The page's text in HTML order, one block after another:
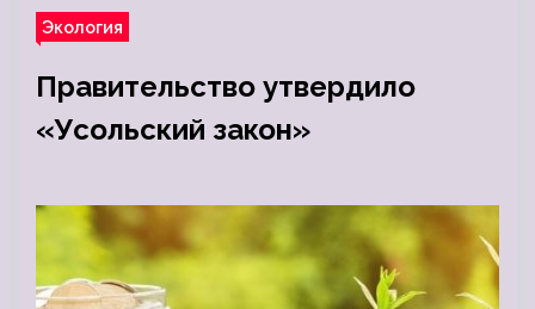
Экология
Правительство утвердило
«Усольский закон»